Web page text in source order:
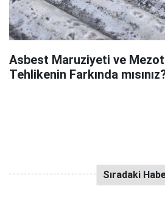
Asbest Maruziyeti ve
Tehlikenin Farkında